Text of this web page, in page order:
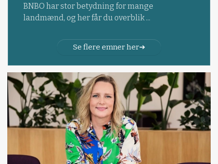
BNBO har stor betydning for mange
landmænd, og her får du overblik ...
Se flere emner her